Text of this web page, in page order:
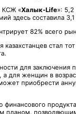
КСЖ «Халык-Life»:
здесь составила
82% всего
стал
для заключения
а для женщин в
приобрести
финансового
планом,